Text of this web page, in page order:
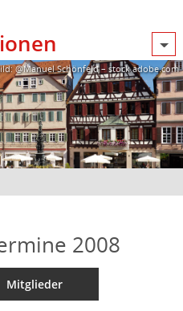
@Manuel Schönfeld – stock.adobe.com
2008
Mitglieder